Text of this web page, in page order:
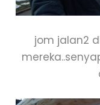
jom jalan2